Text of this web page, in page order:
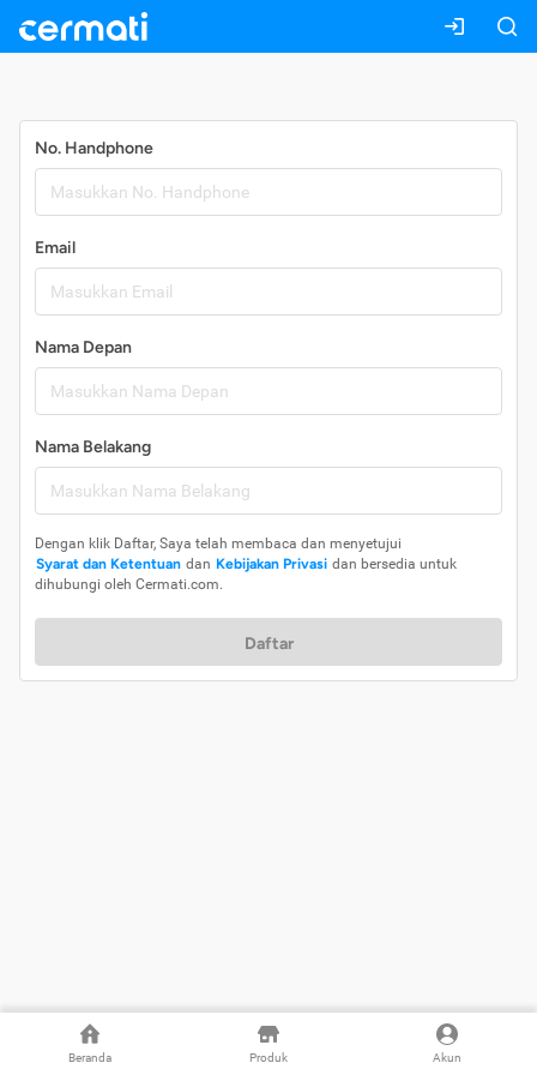
Beranda Produk Akun
No. Handphone
Email
Nama Depan
Nama Belakang
Dengan klik Daftar, Saya telah membaca dan menyetujui
Syarat dan Ketentuan dan Kebijakan Privasi dan bersedia untuk
dihubungi oleh Cermati.com.
Daftar